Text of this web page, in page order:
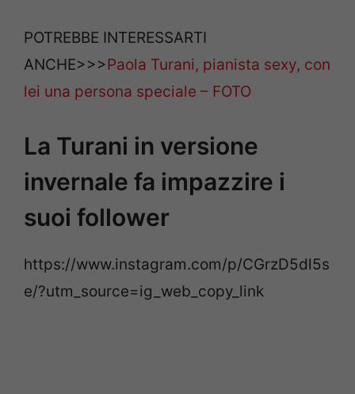
POTREBBE INTERESSARTI
ANCHE>>>Paola Turani, pianista sexy, con
lei una persona speciale – FOTO
La Turani in versione
invernale fa impazzire i
suoi follower
https://www.instagram.com/p/CGrzD5dl5s
e/?utm_source=ig_web_copy_link